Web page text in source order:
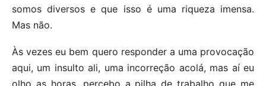
somos diversos e que isso é uma riqueza imensa.
Mas não.
Às vezes eu bem quero responder a uma provocação
aqui, um insulto ali, uma incorreção acolá, mas aí eu